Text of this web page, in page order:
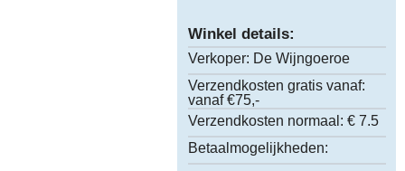
Winkel details:
Verkoper: De Wijngoeroe
Verzendkosten gratis vanaf:
vanaf €75,-
Verzendkosten normaal: € 7.5
Betaalmogelijkheden: